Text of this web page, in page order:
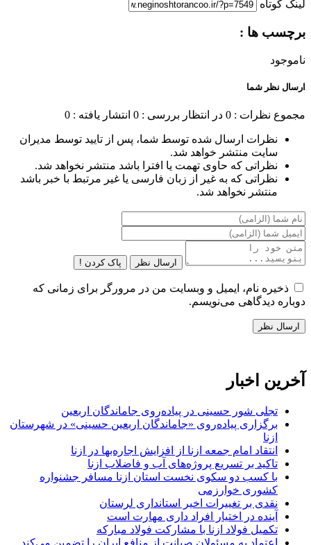
لینک کوتاه
برچسب ها :
ناموجود
ارسال نظر شما
مجموع نظرات : 0 در انتظار بررسی : 0 انتشار یافته : 0
نظرات ارسال شده توسط شما، پس از تایید توسط مدیران
سایت منتشر خواهد شد.
نظراتی که حاوی تهمت یا افترا باشد منتشر نخواهد شد.
نظراتی که به غیر از زبان فارسی یا غیر مرتبط با خبر باشد
منتشر نخواهد شد.
ارسال نظر پاک کردن !
ذخیره نام، ایمیل و وبسایت من در مرورگر برای زمانی که
دوباره دیدگاهی می‌نویسم.
آخرین اخبار
تجلی شور حسینی در پیاده‌روی جاماندگان اربعین
برگزاری پیاده‌روی «جاماندگان اربعین حسینی» در شهرستان
ازنا
انتقاد امام جمعه ازنا از افزایش اجاره‌بها در ازنا
تاکید بر تسریع پروژه‌های آب و فاضلاب ازنا
با کسب دو سکوی نخست استان ازنا مسافر جشنواره
کشوری خوارزمی
نقدی بر تغییرات اخیر استانداری لرستان
آینده در اختیار افراد داری مهارت است
تکمیل فولاد ازنا با مشارکت فولاد مبارکه
اعتماد به مسئولان صیانت از منافع ایران را تضمین می‌کند